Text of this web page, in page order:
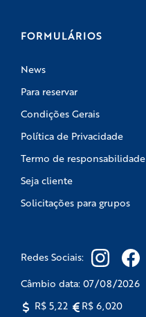
FORMULÁRIOS
News
Para reservar
Condições Gerais
Política de Privacidade
Termo de responsabilidade
Seja cliente
Solicitações para grupos
Redes Sociais:
Câmbio data: 07/08/2026
R$ 5,22
R$ 6,020